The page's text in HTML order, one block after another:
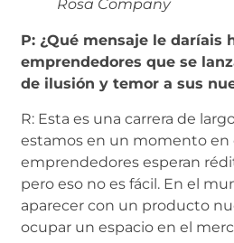
Rosa Company
P: ¿Qué mensaje le daríais
emprendedores que se
de ilusión y temor a sus
R: Esta es una carrera de
estamos en un momento en
emprendedores esperan
pero eso no es fácil. En el
aparecer con un producto
ocupar un espacio en el